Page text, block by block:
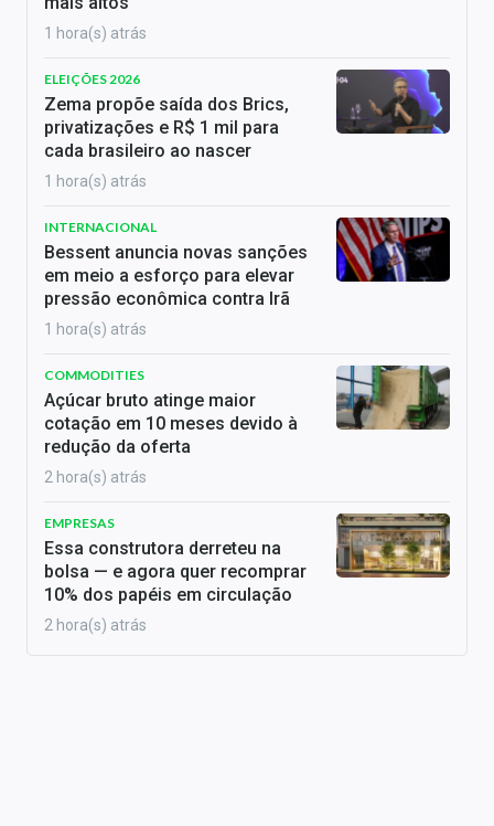
1 hora(s) atrás
ELEIÇÕES 2026
Zema propõe saída dos Brics,
privatizações e R$ 1 mil para
cada brasileiro ao nascer
1 hora(s) atrás
INTERNACIONAL
Bessent anuncia novas sanções
em meio a esforço para elevar
pressão econômica contra Irã
1 hora(s) atrás
COMMODITIES
Açúcar bruto atinge maior
cotação em 10 meses devido à
redução da oferta
2 hora(s) atrás
EMPRESAS
Essa construtora derreteu na
bolsa — e agora quer recomprar
10% dos papéis em circulação
2 hora(s) atrás